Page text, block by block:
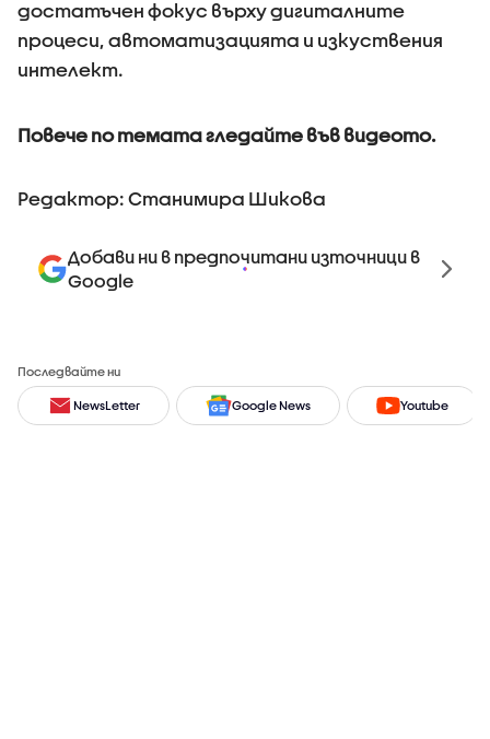
достатъчен фокус върху дигиталните
процеси, автоматизацията и изкуствения
интелект.
Повече по темата гледайте във видеото.
Редактор: Станимира Шикова
Добави ни в предпочитани източници в
Google
Последвайте ни
NewsLetter Google News Youtube